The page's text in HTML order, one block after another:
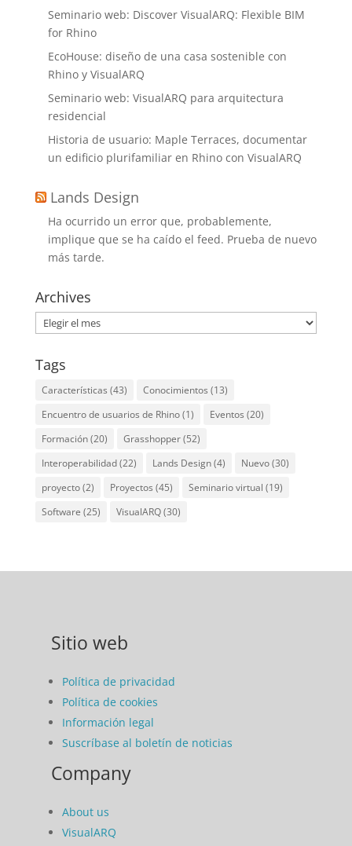
Seminario web: Discover VisualARQ: Flexible BIM
for Rhino
EcoHouse: diseño de una casa sostenible con
Rhino y VisualARQ
Seminario web: VisualARQ para arquitectura
residencial
Historia de usuario: Maple Terraces, documentar
un edificio plurifamiliar en Rhino con VisualARQ
Lands Design
Ha ocurrido un error que, probablemente,
implique que se ha caído el feed. Prueba de nuevo
más tarde.
Archives
Archives
Tags
Características (43) Conocimientos (13)
Encuentro de usuarios de Rhino(1) Eventos (20)
Formación(20) Grasshopper(52)
Interoperabilidad(22) Lands Design(4) Nuevo(30)
proyecto(2) Proyectos (45) Seminario virtual (19)
Software (25) VisualARQ(30)
Sitio web
Política de privacidad
Política de cookies
Información legal
Suscríbase al boletín de noticias
Company
About us
VisualARQ